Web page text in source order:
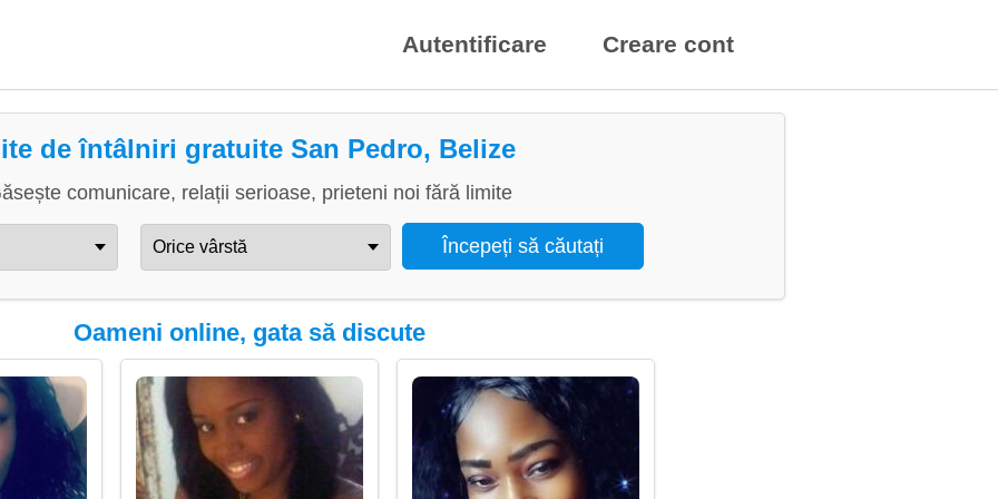
Autentificare Creare cont
de întâlniri gratuite San Pedro, Belize
comunicare, relații serioase, prieteni noi fără limite
Oameni online, gata să discute